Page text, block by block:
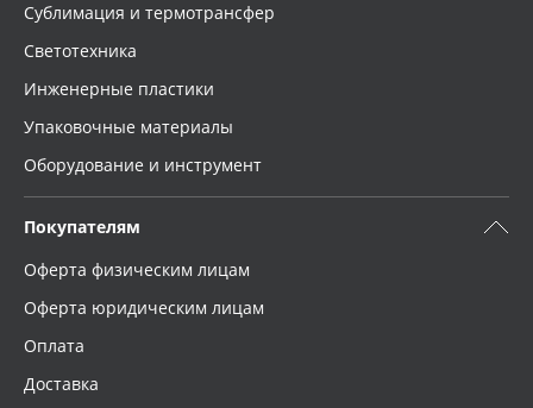
Сублимация и термотрансфер
Светотехника
Инженерные пластики
Упаковочные материалы
Оборудование и инструмент
Покупателям
Оферта физическим лицам
Оферта юридическим лицам
Оплата
Доставка